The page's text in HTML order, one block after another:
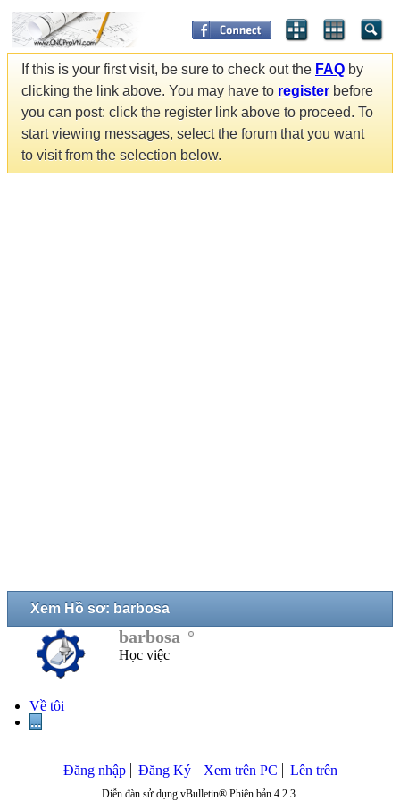
If this is your first visit, be sure to check out the FAQ by
clicking the link above. You may have to register before
you can post: click the register link above to proceed. To
start viewing messages, select the forum that you want
to visit from the selection below.
Xem Hồ sơ: barbosa
barbosa
Học việc
Về tôi
...
Đăng nhập Đăng Ký Xem trên PC Lên trên
Diễn đàn sử dụng vBulletin® Phiên bản 4.2.3.